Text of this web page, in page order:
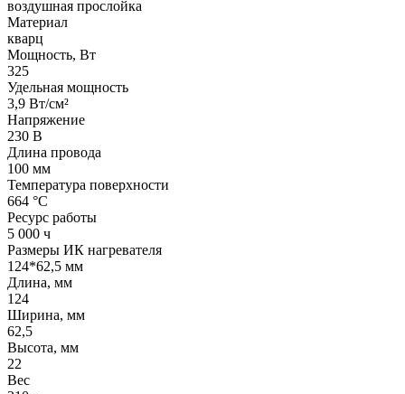
воздушная прослойка
Материал
кварц
Мощность, Вт
325
Удельная мощность
3,9 Вт/см²
Напряжение
230 В
Длина провода
100 мм
Температура поверхности
664 °С
Ресурс работы
5 000 ч
Размеры ИК нагревателя
124*62,5 мм
Длина, мм
124
Ширина, мм
62,5
Высота, мм
22
Вес